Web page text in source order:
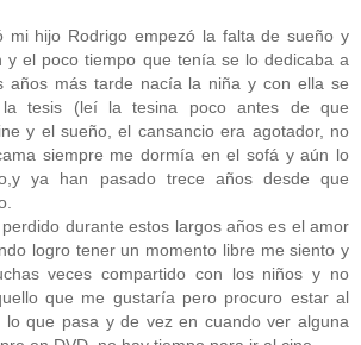
mi hijo Rodrigo empezó la falta de sueño y
y el poco tiempo que tenía se lo dedicaba a
años más tarde nacía la niña y con ella se
la tesis (leí la tesina poco antes de que
y el sueño, el cansancio era agotador, no
siempre me dormía en el sofá y aún lo
ya han pasado trece años desde que
durante estos largos años es el amor
logro tener un momento libre me siento y
veces compartido con los niños y no
que me gustaría pero procuro estar al
lo que pasa y de vez en cuando ver alguna